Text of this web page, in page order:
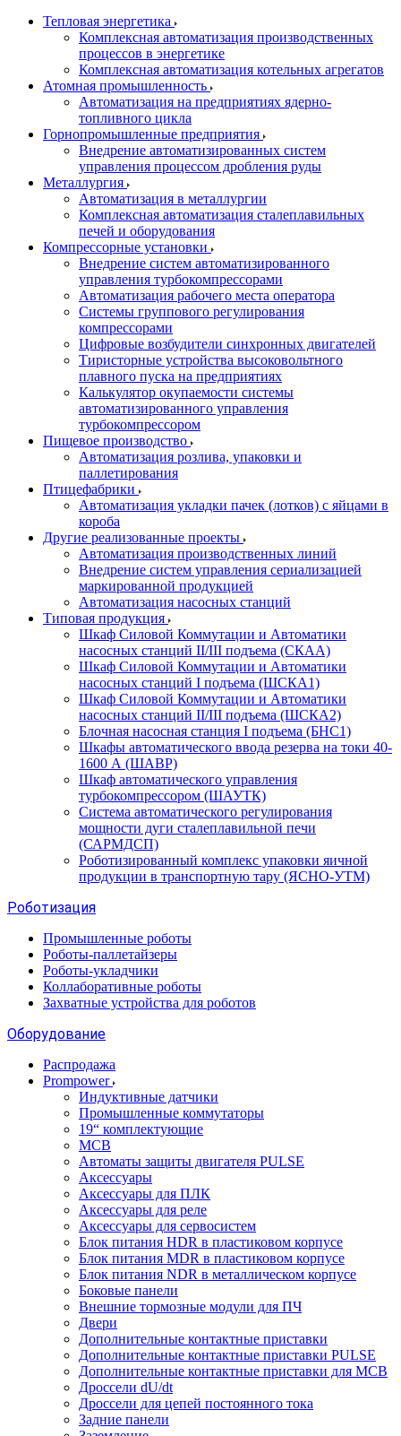
Тепловая энергетика
Комплексная автоматизация производственных
процессов в энергетике
Комплексная автоматизация котельных агрегатов
Атомная промышленность
Автоматизация на предприятиях ядерно-
топливного цикла
Горнопромышленные предприятия
Внедрение автоматизированных систем
управления процессом дробления руды
Металлургия
Автоматизация в металлургии
Комплексная автоматизация сталеплавильных
печей и оборудования
Компрессорные установки
Внедрение систем автоматизированного
управления турбокомпрессорами
Автоматизация рабочего места оператора
Системы группового регулирования
компрессорами
Цифровые возбудители синхронных двигателей
Тиристорные устройства высоковольтного
плавного пуска на предприятиях
Калькулятор окупаемости системы
автоматизированного управления
турбокомпрессором
Пищевое производство
Автоматизация розлива, упаковки и
паллетирования
Птицефабрики
Автоматизация укладки пачек (лотков) с яйцами в
короба
Другие реализованные проекты
Автоматизация производственных линий
Внедрение систем управления сериализацией
маркированной продукцией
Автоматизация насосных станций
Типовая продукция
Шкаф Силовой Коммутации и Автоматики
насосных станций II/III подъема (СКАА)
Шкаф Силовой Коммутации и Автоматики
насосных станций I подъема (ШСКА1)
Шкаф Силовой Коммутации и Автоматики
насосных станций II/III подъема (ШСКА2)
Блочная насосная станция I подъема (БНС1)
Шкафы автоматического ввода резерва на токи 40-
1600 А (ШАВР)
Шкаф автоматического управления
турбокомпрессором (ШАУТК)
Система автоматического регулирования
мощности дуги сталеплавильной печи
(САРМДСП)
Роботизированный комплекс упаковки яичной
продукции в транспортную тару (ЯСНО-УТМ)
Роботизация
Промышленные роботы
Роботы-паллетайзеры
Роботы-укладчики
Коллаборативные роботы
Захватные устройства для роботов
Оборудование
Распродажа
Prompower
Индуктивные датчики
Промышленные коммутаторы
19“ комплектующие
MCB
Автоматы защиты двигателя PULSE
Аксессуары
Аксессуары для ПЛК
Аксессуары для реле
Аксессуары для сервосистем
Блок питания HDR в пластиковом корпусе
Блок питания MDR в пластиковом корпусе
Блок питания NDR в металлическом корпусе
Боковые панели
Внешние тормозные модули для ПЧ
Двери
Дополнительные контактные приставки
Дополнительные контактные приставки PULSE
Дополнительные контактные приставки для MCB
Дроссели dU/dt
Дроссели для цепей постоянного тока
Задние панели